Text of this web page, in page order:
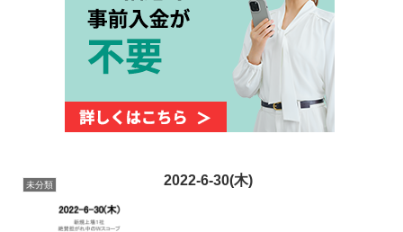
未分類 2022-6-30(木)